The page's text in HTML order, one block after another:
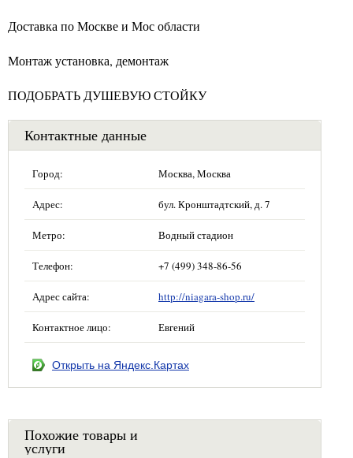
Доставка по Москве и Мос области
Монтаж установка, демонтаж
ПОДОБРАТЬ ДУШЕВУЮ СТОЙКУ
Контактные данные
Город: Москва, Москва
Адрес: бул. Кронштадтский, д. 7
Метро: Водный стадион
Телефон: +7 (499) 348-86-56
Адрес сайта: http://niagara-shop.ru/
Контактное лицо: Евгений
Открыть на Яндекс.Картах
Похожие товары и
услуги